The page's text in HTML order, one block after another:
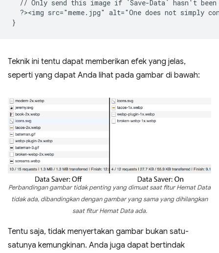
// Only send this image if `Save-Data` hasn't been
?><img src="meme.jpg" alt="One does not simply
}
Teknik ini tentu dapat memberikan efek yang jelas,
seperti yang dapat Anda lihat pada gambar di bawah:
Perbandingan gambar tidak penting yang dimuat saat fitur Hemat Data
tidak ada, dibandingkan dengan gambar yang sama yang dihilangkan
saat fitur Hemat Data ada.
Tentu saja, tidak menyertakan gambar bukan satu-
satunya kemungkinan. Anda juga dapat bertindak